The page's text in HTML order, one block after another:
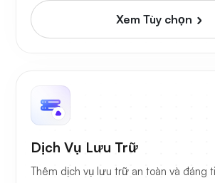
Xem Tùy chọn
Dịch Vụ Lưu Trữ
Thêm dịch vụ lưu trữ an toàn và đáng